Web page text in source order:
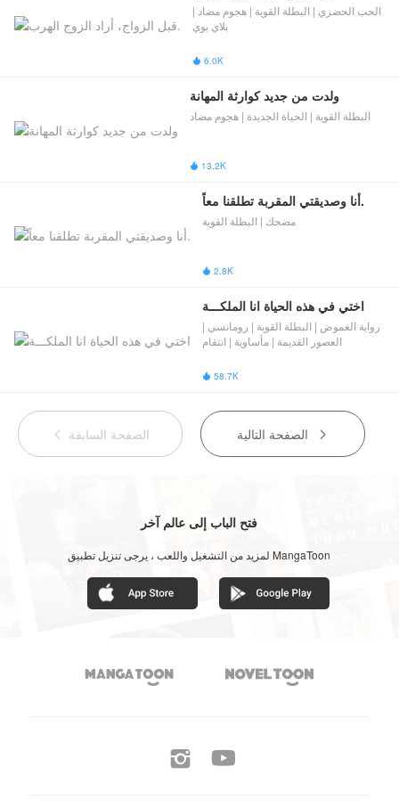
الحب الحضري | البطلة القوية | هجوم مضاد |
بلاي بوي
 6.0K
ولدت من جديد كوارثة المهانة
البطلة القوية | الحياة الجديدة | هجوم مضاد
 13.2K
أنا وصديقتي المقربة تطلقنا معاً.
مضحك | البطلة القوية
 2.8K
اختي في هذه الحياة انا الملكـــة
رواية الغموض | البطلة القوية | رومانسي |
العصور القديمة | مأساوية | انتقام
 58.7K
 الصفحة السابقة 
فتح الباب إلى عالم آخر
لمزيد من التشغيل واللعب ، يرجى تنزيل تطبيق MangaToon
 
 